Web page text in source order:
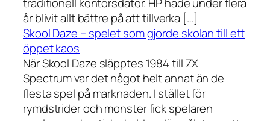
år blivit allt bättre på att tillverka […]
Skool Daze – spelet som gjorde skolan till ett
öppet kaos
När Skool Daze släpptes 1984 till ZX
Spectrum var det något helt annat än de
flesta spel på marknaden. I stället för
rymdstrider och monster fick spelaren